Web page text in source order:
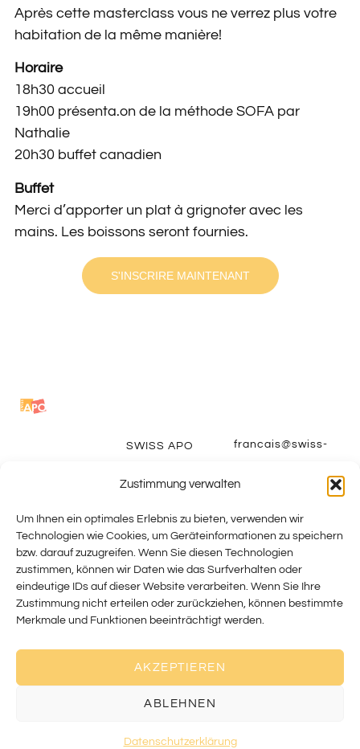
Zustimmung verwalten
Um Ihnen ein optimales Erlebnis zu bieten, verwenden wir
Technologien wie Cookies, um Geräteinformationen zu speichern
bzw. darauf zuzugreifen. Wenn Sie diesen Technologien
zustimmen, können wir Daten wie das Surfverhalten oder
eindeutige IDs auf dieser Website verarbeiten. Wenn Sie Ihre
Zustimmung nicht erteilen oder zurückziehen, können bestimmte
Merkmale und Funktionen beeinträchtigt werden.
AKZEPTIEREN
ABLEHNEN
Datenschutzerklärung
Après cette masterclass vous ne verrez plus votre
habitation de la même manière!
Horaire
18h30 accueil
19h00 présenta.on de la méthode SOFA par
Nathalie
20h30 buﬀet canadien
Buﬀet
Merci d’apporter un plat à grignoter avec les
mains. Les boissons seront fournies.
S'INSCRIRE MAINTENANT
SWISS APO
ORGANIZERS
EVENTS
MITGLIEDSCHAFT
francais@swiss-
deutsch@swiss-
apo.ch
italiano@swiss-
apo.ch
@ SWISS APO
DATENSCHUTZ
IMPRESSUM